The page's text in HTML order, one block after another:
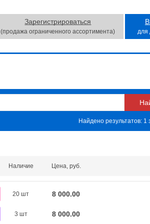
Зарегистрироваться
(продажа ограниченного ассортимента) для
Найдено результатов: 1
Наличие Цена, руб.
20 шт 8 000.00
3 шт 8 000.00